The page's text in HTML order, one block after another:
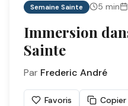
Semaine Sainte 5 min
Immersion
Sainte
Par Frederic André
Favoris Copier